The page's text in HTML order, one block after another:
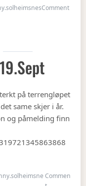
Commenton
på terrengløpet
same skjer i år.
og påmelding finn
Commen